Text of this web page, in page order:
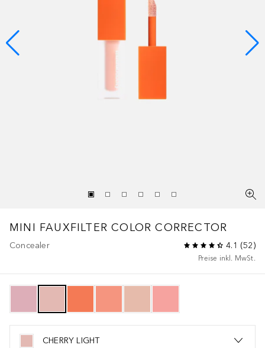
MINI FAUXFILTER COLOR CORRECTOR
Concealer 4.1 (52)
Preise inkl. MwSt.
CHERRY LIGHT